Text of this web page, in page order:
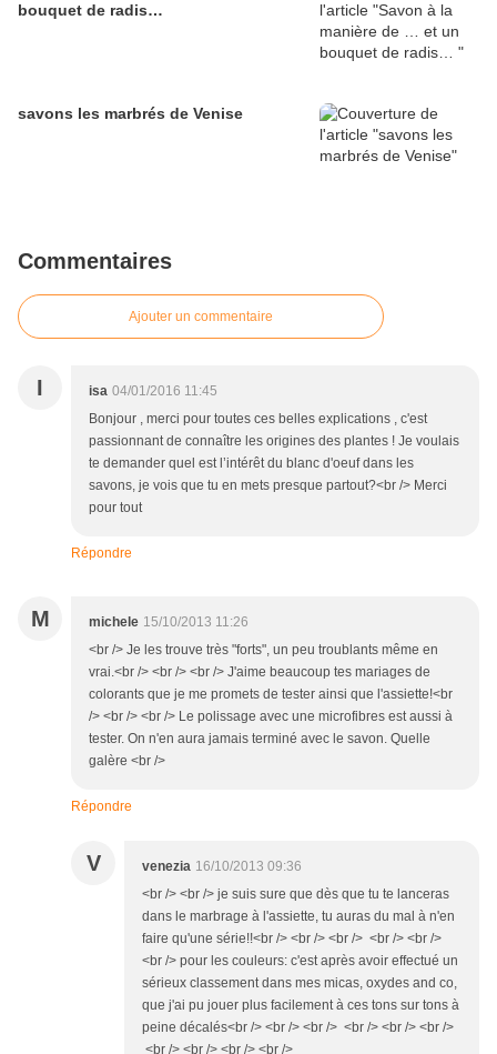
bouquet de radis…
savons les marbrés de Venise
Commentaires
Ajouter un commentaire
I isa 04/01/2016 11:45
Bonjour , merci pour toutes ces belles explications , c'est
passionnant de connaître les origines des plantes ! Je voulais
te demander quel est l’intérêt du blanc d'oeuf dans les
savons, je vois que tu en mets presque partout?<br /> Merci
pour tout
Répondre
M michele 15/10/2013 11:26
<br /> Je les trouve très "forts", un peu troublants même en
vrai.<br /> <br /> <br /> J'aime beaucoup tes mariages de
colorants que je me promets de tester ainsi que l'assiette!<br
/> <br /> <br /> Le polissage avec une microfibres est aussi à
tester. On n'en aura jamais terminé avec le savon. Quelle
galère <br />
Répondre
V venezia 16/10/2013 09:36
<br /> <br /> je suis sure que dès que tu te lanceras
dans le marbrage à l'assiette, tu auras du mal à n'en
faire qu'une série!!<br /> <br /> <br /> <br /> <br />
<br /> pour les couleurs: c'est après avoir effectué un
sérieux classement dans mes micas, oxydes and co,
que j'ai pu jouer plus facilement à ces tons sur tons à
peine décalés<br /> <br /> <br /> <br /> <br /> <br />
<br /> <br /> <br /> <br />